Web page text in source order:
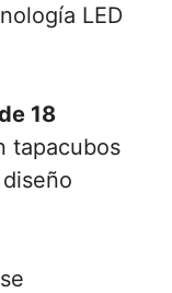
LED
18
tapacubos